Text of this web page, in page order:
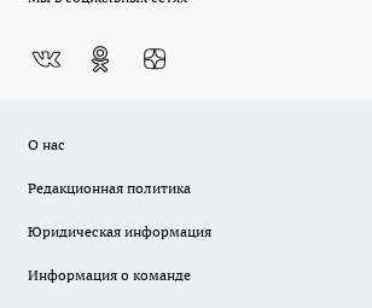
О нас
Редакционная политика
Юридическая информация
Информация о команде